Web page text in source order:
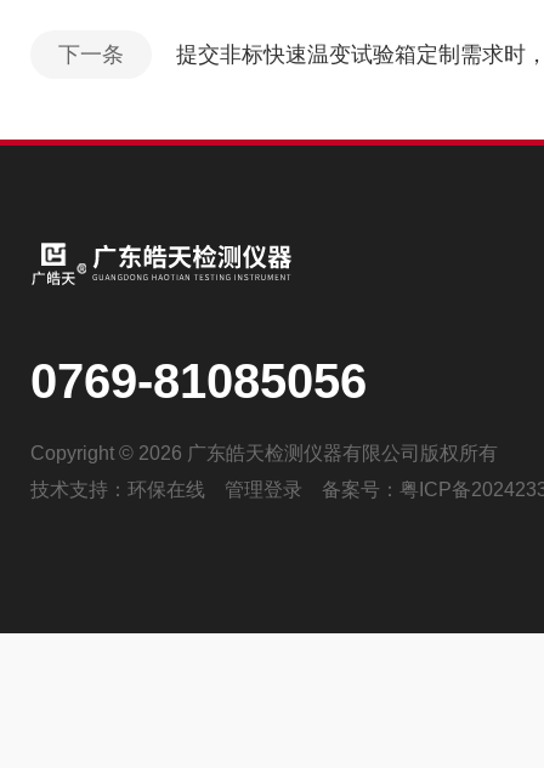
下一条 提交非标快速温变试验箱定制需求时
0769-81085056
Copyright © 2026 广东皓天检测仪器有限公司版权所有
技术支持： 环保在线 管理登录 备案号： 粤ICP备